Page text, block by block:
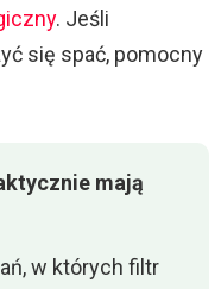
. Jeśli
się spać, pomocny
mają
w których filtr